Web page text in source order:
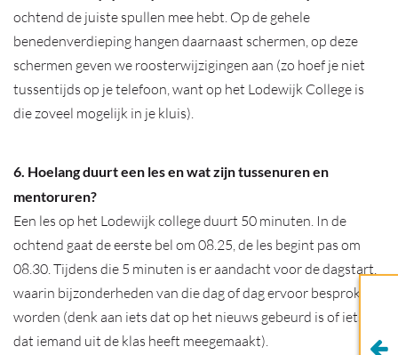
ochtend de juiste spullen mee hebt. Op de gehele
benedenverdieping hangen daarnaast schermen, op deze
schermen geven we roosterwijzigingen aan (zo hoef je niet
tussentijds op je telefoon, want op het Lodewijk College is
die zoveel mogelijk in je kluis).
6. Hoelang duurt een les en wat zijn tussenuren en
mentoruren?
Een les op het Lodewijk college duurt 50 minuten. In de
ochtend gaat de eerste bel om 08.25, de les begint pas om
08.30. Tijdens die 5 minuten is er aandacht voor de dagstart,
waarin bijzonderheden van die dag of dag ervoor besproken
worden (denk aan iets dat op het nieuws gebeurd is of iets
dat iemand uit de klas heeft meegemaakt).